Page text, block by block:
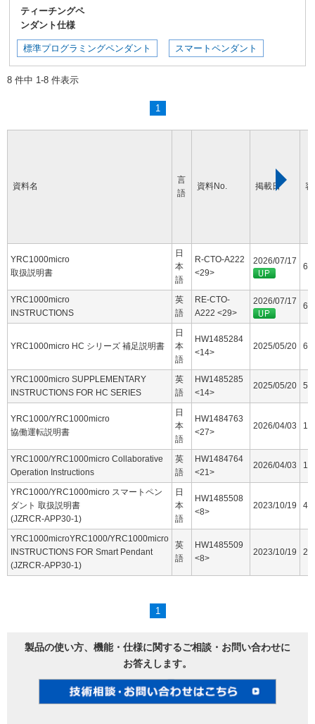
ティーチングペ
ンダント仕様
標準プログラミングペンダント スマートペンダント
8 件中 1-8 件表示
1
資料名
言
語
資料No. 掲載日
YRC1000micro
取扱説明書
日
本
語
R-CTO-A222
<29>
2026/07/17
YRC1000micro
INSTRUCTIONS
英
語
RE-CTO-
A222 <29>
2026/07/17
YRC1000micro HC シリーズ 補足説明書
日
本
語
HW1485284
<14>
2025/05/20
YRC1000micro SUPPLEMENTARY
INSTRUCTIONS FOR HC SERIES
英
語
HW1485285
<14>
2025/05/20
YRC1000/YRC1000micro
協働運転説明書
日
本
語
HW1484763
<27>
2026/04/03
YRC1000/YRC1000micro Collaborative
Operation Instructions
英
語
HW1484764
<21>
2026/04/03
YRC1000/YRC1000micro スマートペン
ダント 取扱説明書
(JZRCR-APP30-1)
日
本
語
HW1485508
<8>
2023/10/19
YRC1000microYRC1000/YRC1000micro
INSTRUCTIONS FOR Smart Pendant
(JZRCR-APP30-1)
英
語
HW1485509
<8>
2023/10/19
1
製品の使い方、機能・仕様に関するご相談・お問い合わせに
お答えします。